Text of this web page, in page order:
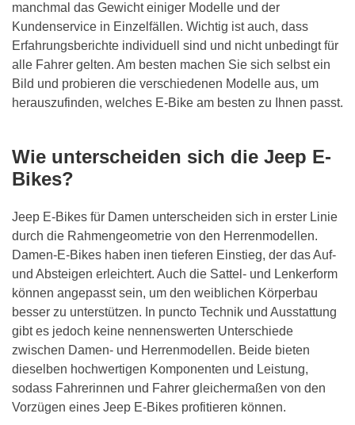
manchmal das Gewicht einiger Modelle und der
Kundenservice in Einzelfällen. Wichtig ist auch, dass
Erfahrungsberichte individuell sind und nicht unbedingt für
alle Fahrer gelten. Am besten machen Sie sich selbst ein
Bild und probieren die verschiedenen Modelle aus, um
herauszufinden, welches E-Bike am besten zu Ihnen passt.
Wie unterscheiden sich die Jeep E-
Bikes?
Jeep E-Bikes für Damen unterscheiden sich in erster Linie
durch die Rahmengeometrie von den Herrenmodellen.
Damen-E-Bikes haben inen tieferen Einstieg, der das Auf-
und Absteigen erleichtert. Auch die Sattel- und Lenkerform
können angepasst sein, um den weiblichen Körperbau
besser zu unterstützen. In puncto Technik und Ausstattung
gibt es jedoch keine nennenswerten Unterschiede
zwischen Damen- und Herrenmodellen. Beide bieten
dieselben hochwertigen Komponenten und Leistung,
sodass Fahrerinnen und Fahrer gleichermaßen von den
Vorzügen eines Jeep E-Bikes profitieren können.